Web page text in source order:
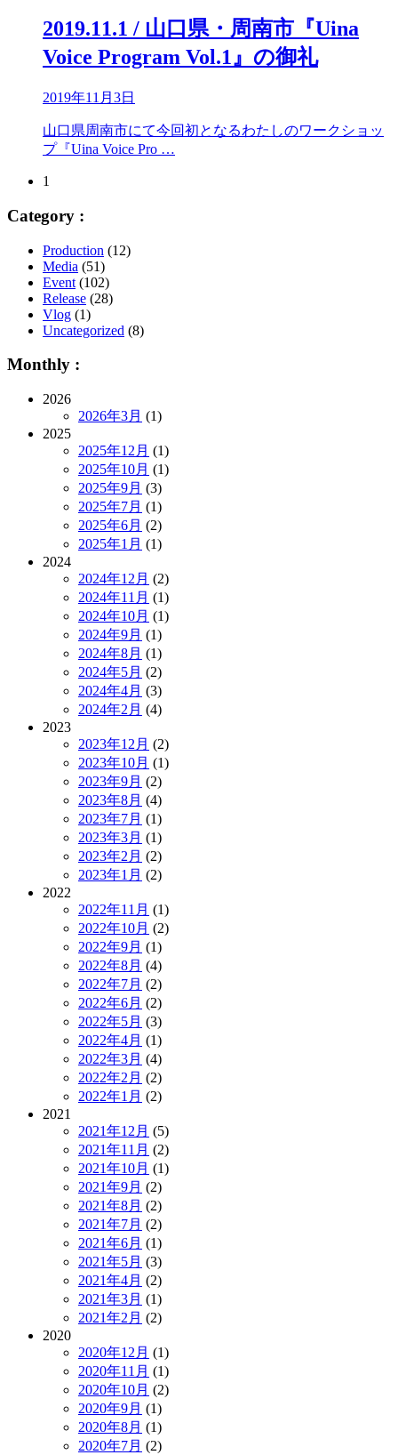
2019.11.1 / 山口県・周南市『Uina
Voice Program Vol.1』の御礼
2019年11月3日
山口県周南市にて今回初となるわたしのワークショッ
プ『Uina Voice Pro …
1
Category :
Production (12)
Media (51)
Event (102)
Release (28)
Vlog (1)
Uncategorized (8)
Monthly :
2026
2026年3月 (1)
2025
2025年12月 (1)
2025年10月 (1)
2025年9月 (3)
2025年7月 (1)
2025年6月 (2)
2025年1月 (1)
2024
2024年12月 (2)
2024年11月 (1)
2024年10月 (1)
2024年9月 (1)
2024年8月 (1)
2024年5月 (2)
2024年4月 (3)
2024年2月 (4)
2023
2023年12月 (2)
2023年10月 (1)
2023年9月 (2)
2023年8月 (4)
2023年7月 (1)
2023年3月 (1)
2023年2月 (2)
2023年1月 (2)
2022
2022年11月 (1)
2022年10月 (2)
2022年9月 (1)
2022年8月 (4)
2022年7月 (2)
2022年6月 (2)
2022年5月 (3)
2022年4月 (1)
2022年3月 (4)
2022年2月 (2)
2022年1月 (2)
2021
2021年12月 (5)
2021年11月 (2)
2021年10月 (1)
2021年9月 (2)
2021年8月 (2)
2021年7月 (2)
2021年6月 (1)
2021年5月 (3)
2021年4月 (2)
2021年3月 (1)
2021年2月 (2)
2020
2020年12月 (1)
2020年11月 (1)
2020年10月 (2)
2020年9月 (1)
2020年8月 (1)
2020年7月 (2)